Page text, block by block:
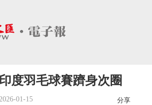
度羽毛球賽躋身次圈
01-15 分享